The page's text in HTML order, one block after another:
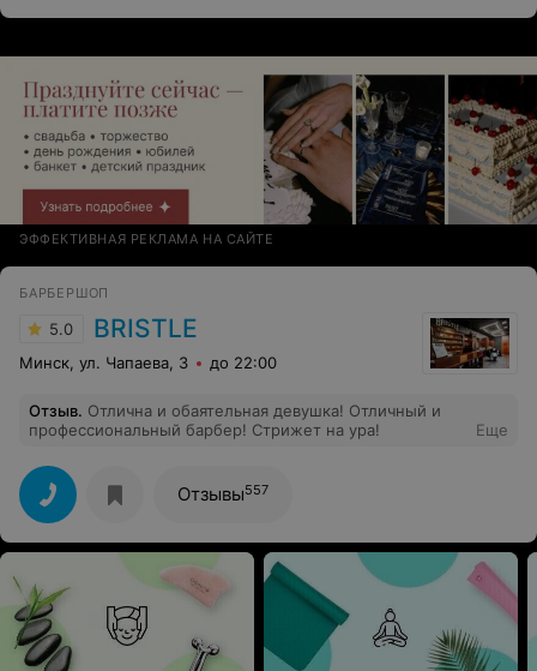
ЭФФЕКТИВНАЯ РЕКЛАМА НА САЙТЕ
БАРБЕРШОП
5.0 BRISTLE
Минск, ул. Чапаева, 3 до 22:00
Отзыв. Отлична и обаятельная девушка! Отличный и
профессиональный барбер! Стрижет на ура!
Еще
Отзывы557